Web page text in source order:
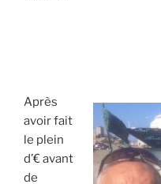
Après
avoir fait
le plein
d’€ avant
de